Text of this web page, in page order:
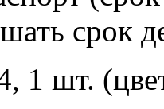
срок
шт.